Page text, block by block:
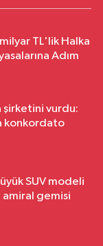
TL'lik Halka
Adım
şirketini vurdu:
konkordato
SUV modeli
amiral gemisi